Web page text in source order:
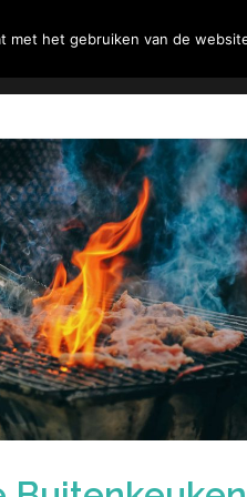
Woning Klussen
het gebruiken van de